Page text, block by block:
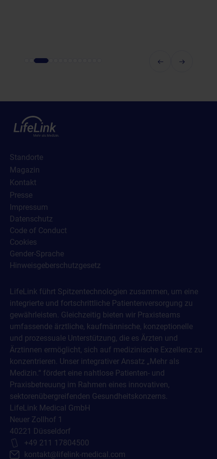
Standorte
Magazin
Kontakt
Presse
Impressum
Datenschutz
Code of Conduct
Cookies
Gender-Sprache
Hinweisgeberschutzgesetz
LifeLink führt Spitzentechnologien zusammen, um eine
integrierte und fortschrittliche Patientenversorgung zu
gewährleisten. Gleichzeitig bieten wir Praxisteams
umfassende ärztliche, kaufmännische, konzeptionelle
und prozessuale Unterstützung, die es Ärzten und
Ärztinnen ermöglicht, sich auf medizinische Exzellenz zu
konzentrieren. Unser integrativer Ansatz „Mehr als
Medizin.“ fördert eine nahtlose Patienten- und
Praxisbetreuung im Rahmen eines innovativen,
sektorenübergreifenden Gesundheitskonzerns.
LifeLink Medical GmbH
Neuer Zollhof 1
40221 Düsseldorf
+49 211 17804500
kontakt@lifelink-medical.com